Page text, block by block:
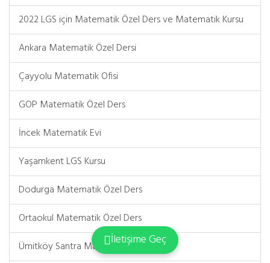
2022 LGS için Matematik Özel Ders ve Matematik Kursu
Ankara Matematik Özel Dersi
Çayyolu Matematik Ofisi
GOP Matematik Özel Ders
İncek Matematik Evi
Yaşamkent LGS Kursu
Dodurga Matematik Özel Ders
Ortaokul Matematik Özel Ders
Ümitköy Santra Matematik Özel Ders
İletişime Geç